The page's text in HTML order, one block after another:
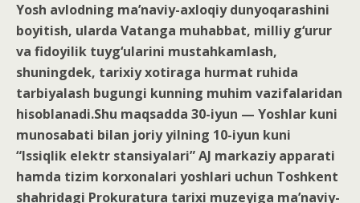
Yosh avlodning ma’naviy-axloqiy dunyoqarashini
boyitish, ularda Vatanga muhabbat, milliy g‘urur
va fidoyilik tuyg‘ularini mustahkamlash,
shuningdek, tarixiy xotiraga hurmat ruhida
tarbiyalash bugungi kunning muhim vazifalaridan
hisoblanadi.Shu maqsadda 30-iyun — Yoshlar kuni
munosabati bilan joriy yilning 10-iyun kuni
“Issiqlik elektr stansiyalari” AJ markaziy apparati
hamda tizim korxonalari yoshlari uchun Toshkent
shahridagi Prokuratura tarixi muzeyiga ma’naviy-